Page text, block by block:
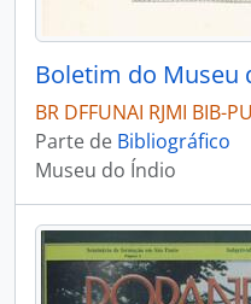
BR DFFUNAI RJMI BIB-
Parte de Bibliográfico
Museu do Índio